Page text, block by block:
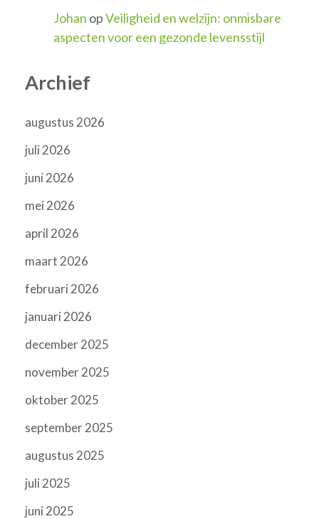
Johan opVeiligheid en welzijn: onmisbare
aspecten voor een gezonde levensstijl
Archief
augustus 2026
juli 2026
juni 2026
mei 2026
april 2026
maart 2026
februari 2026
januari 2026
december 2025
november 2025
oktober 2025
september 2025
augustus 2025
juli 2025
juni 2025